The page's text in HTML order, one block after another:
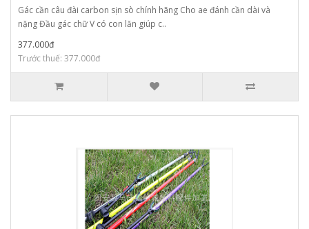
Gác cần câu đài carbon sịn sò chính hãng Cho ae đánh cần dài và
nặng Đầu gác chữ V có con lăn giúp c..
377.000đ
Trước thuế: 377.000đ